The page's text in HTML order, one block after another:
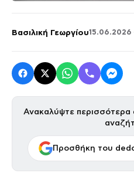
Βασιλική Γεωργίου
Ανακαλύψτε
Προσθήκη του